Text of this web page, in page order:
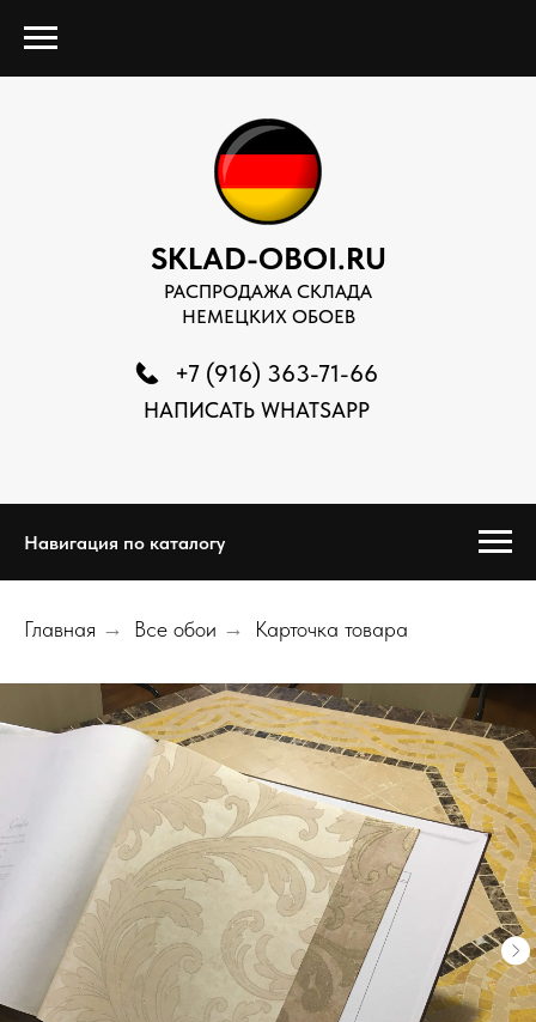
SKLAD-OBOI.RU
РАСПРОДАЖА СКЛАДА
НЕМЕЦКИХ ОБОЕВ
+7 (916) 363-71-66
НАПИСАТЬ WHATSAPP
Навигация по каталогу
Главная → Все обои → Карточка товара